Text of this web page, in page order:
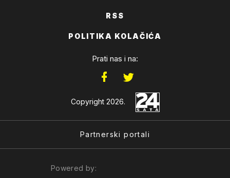
RSS
POLITIKA KOLAČIĆA
Prati nas i na:
Copyright 2026.
Partnerski portali
Powered by: